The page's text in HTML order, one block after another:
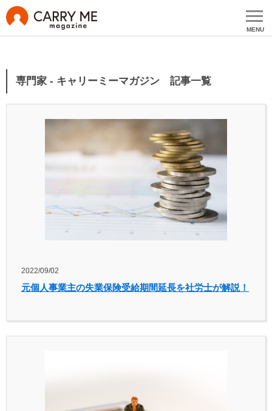
MENU
専門家 - キャリーミーマガジン 記事一覧
2022/09/02
元個人事業主の失業保険受給期間延長を社労士が解説！